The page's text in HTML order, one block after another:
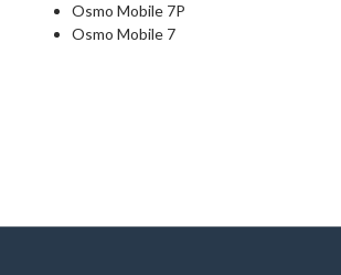
Osmo Mobile 7P
Osmo Mobile 7